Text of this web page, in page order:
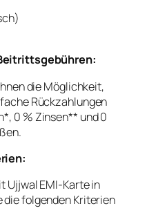
die Möglichkeit,
Rückzahlungen
0 % Zinsen** und 0
Ujjwal EMI-Karte in
die folgenden Kriterien